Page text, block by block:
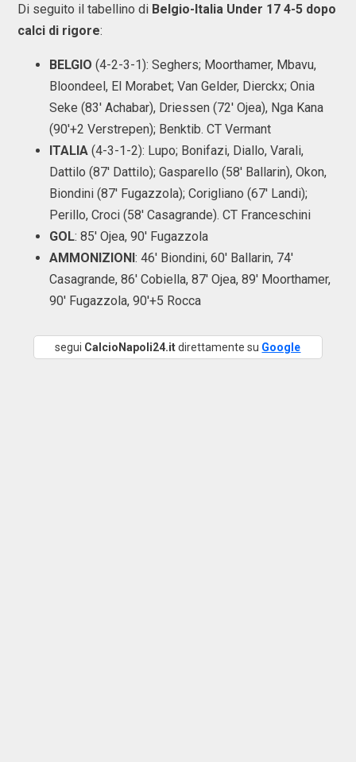
Di seguito il tabellino di Belgio-Italia Under 17 4-5 dopo
calci di rigore:
BELGIO (4-2-3-1): Seghers; Moorthamer, Mbavu,
Bloondeel, El Morabet; Van Gelder, Dierckx; Onia
Seke (83' Achabar), Driessen (72' Ojea), Nga Kana
(90'+2 Verstrepen); Benktib. CT Vermant
ITALIA (4-3-1-2): Lupo; Bonifazi, Diallo, Varali,
Dattilo (87' Dattilo); Gasparello (58' Ballarin), Okon,
Biondini (87' Fugazzola); Corigliano (67' Landi);
Perillo, Croci (58' Casagrande). CT Franceschini
GOL: 85' Ojea, 90' Fugazzola
AMMONIZIONI: 46' Biondini, 60' Ballarin, 74'
Casagrande, 86' Cobiella, 87' Ojea, 89' Moorthamer,
90' Fugazzola, 90'+5 Rocca
segui CalcioNapoli24.itdirettamente su Google